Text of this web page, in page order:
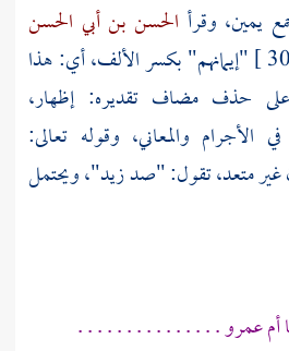
يمين، وقرأ الحسن بن أبي الحسن
"إيمانهم" بكسر الألف، أي: هذا
حذف مضاف تقديره: إظهار،
الأجرام والمعاني، وقوله تعالى:
متعد، تقول: "صد زيد"، ويحتمل
عمرو . . . . . . . . . . . . . . .